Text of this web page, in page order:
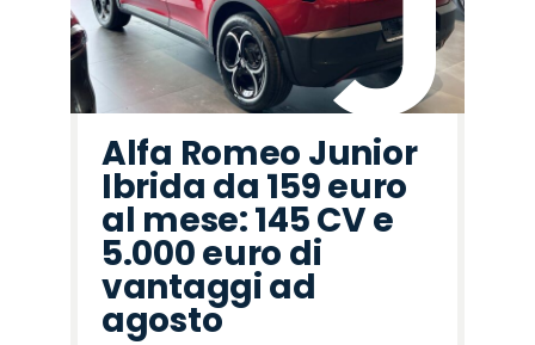
Alfa Romeo Junior
Ibrida da 159 euro
al mese: 145 CV e
5.000 euro di
vantaggi ad
agosto